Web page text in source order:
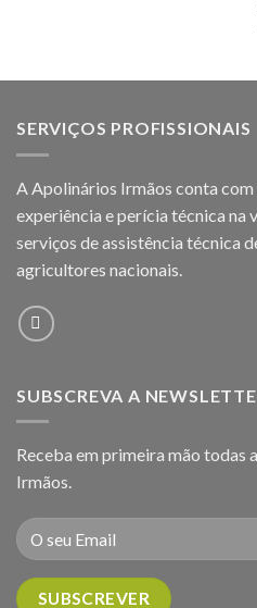
SERVIÇOS PROFISSIONAIS
A Apolinários Irmãos conta com
experiência e perícia técnica na
serviços de assistência técnica
agricultores nacionais.
SUBSCREVA A
Receba em primeira mão todas
Irmãos.